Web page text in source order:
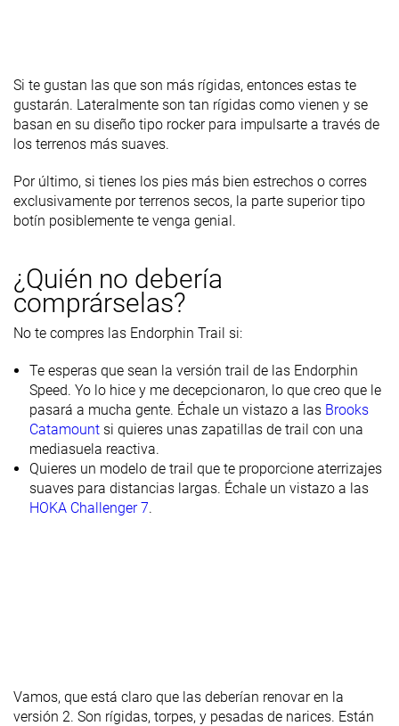
Si te gustan las que son más rígidas, entonces estas te
gustarán. Lateralmente son tan rígidas como vienen y se
basan en su diseño tipo rocker para impulsarte a través de
los terrenos más suaves.
Por último, si tienes los pies más bien estrechos o corres
exclusivamente por terrenos secos, la parte superior tipo
botín posiblemente te venga genial.
¿Quién no debería
comprárselas?
No te compres las Endorphin Trail si:
Te esperas que sean la versión trail de las Endorphin
Speed. Yo lo hice y me decepcionaron, lo que creo que le
pasará a mucha gente. Échale un vistazo a las Brooks
Catamount si quieres unas zapatillas de trail con una
mediasuela reactiva.
Quieres un modelo de trail que te proporcione aterrizajes
suaves para distancias largas. Échale un vistazo a las
HOKA Challenger 7.
Vamos, que está claro que las deberían renovar en la
versión 2. Son rígidas, torpes, y pesadas de narices. Están